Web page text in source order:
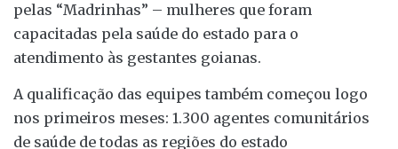
pelas “Madrinhas” – mulheres que foram
capacitadas pela saúde do estado para o
atendimento às gestantes goianas.
A qualificação das equipes também começou logo
nos primeiros meses: 1.300 agentes comunitários
de saúde de todas as regiões do estado